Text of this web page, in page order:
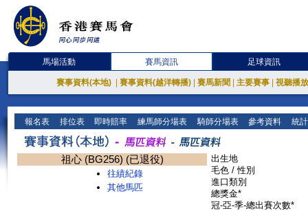
馬場活動 賽馬資訊 足球資訊
賽事資料(本地) 賽事資料(越洋轉播) 賽馬新聞 主要賽事 視聽播
報名表 排位表 即時賠率 練馬師分場表 騎師分場表 參考資料 統
祖心 (BG256) (已退役)
往績紀錄
其他馬匹
出生地
毛色 / 性別
進口類別
總獎金*
冠-亞-季-總出賽次數*